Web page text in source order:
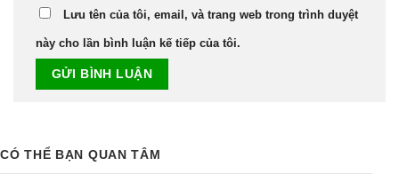
CÓ THỂ BẠN QUAN TÂM
Lưu tên của tôi, email, và trang web trong trình duyệt
này cho lần bình luận kế tiếp của tôi.